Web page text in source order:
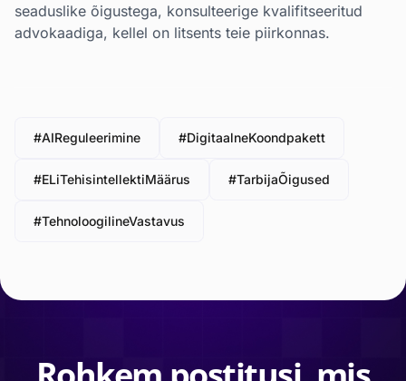
seaduslike õigustega, konsulteerige kvalifitseeritud
advokaadiga, kellel on litsents teie piirkonnas.
#AIReguleerimine #DigitaalneKoondpakett
#ELiTehisintellektiMäärus #TarbijaÕigused
#TehnoloogilineVastavus